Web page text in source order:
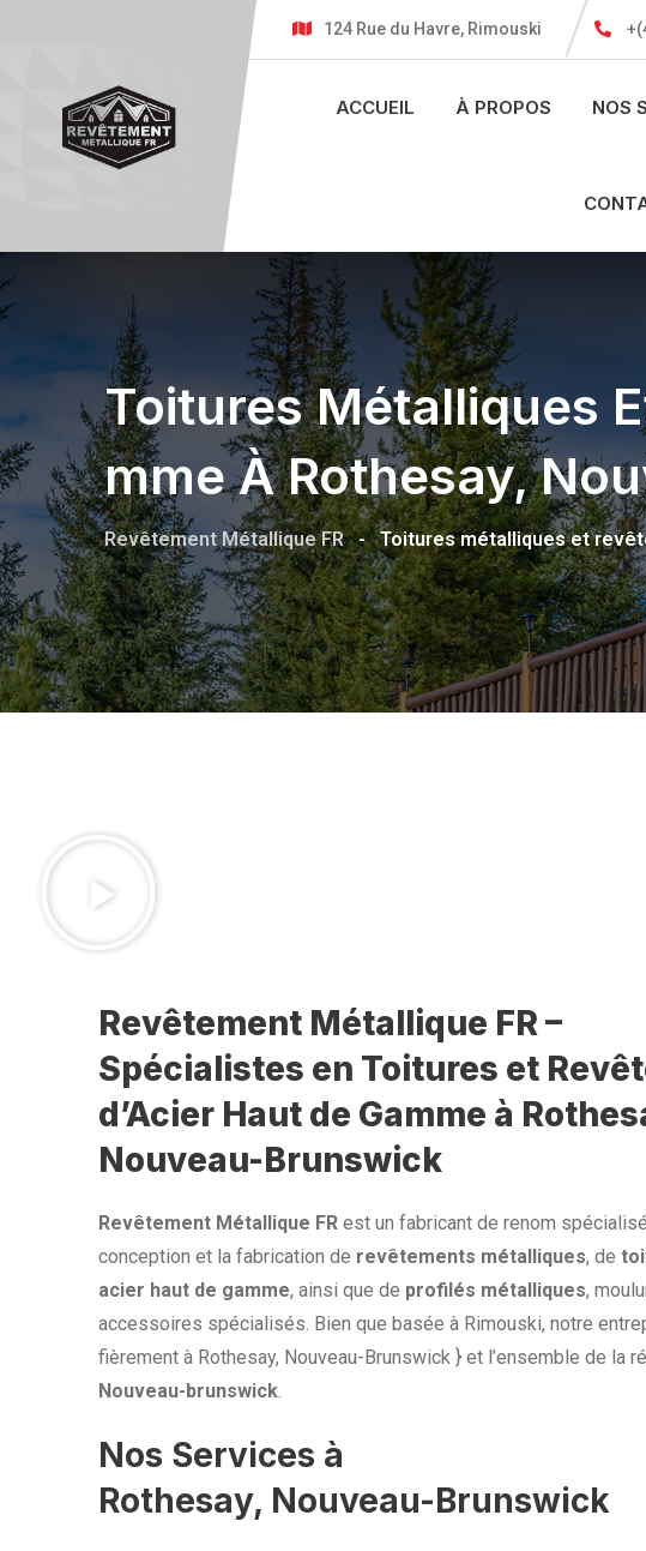
124 Rue du Havre, Rimouski
ACCUEIL À PROPOS NOS
Toitures Métalliques
Mme À Rothesay,
Revêtement Métallique FR - Toitures métalliques et
Revêtement Métallique FR –
Spécialistes en Toitures et
d’Acier Haut de Gamme à
Nouveau-Brunswick
Revêtement Métallique FR est un fabricant de renom
conception et la fabrication de revêtements métalliques, de
acier haut de gamme, ainsi que de profilés métalliques,
accessoires spécialisés. Bien que basée à Rimouski, notre
fièrement à Rothesay, Nouveau-Brunswick } et l’ensemble de la
Nouveau-brunswick.
Nos Services à
Rothesay, Nouveau-Brunswick